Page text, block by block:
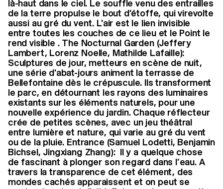
là-haut dans le ciel. Le souffle venu des entrailles
de la terre propulse le bout d'étoffe, qui virevolte
aussi au gré du vent. L'air est le lien invisible
entre toutes les couches de ce lieu et le Point le
rend visible . The Nocturnal Garden (Jeffery
Lambert, Lorenz Noelle, Mathilde Lafaille):
Sculptures de jour, metteurs en scène de nuit,
une série d'abat-jours animent la terrasse de
Bellefontaine dès le crépuscule. Ils transforment
le parc, en détournant les rayons des luminaires
existants sur les éléments naturels, pour une
nouvelle expérience du jardin. Chaque réflecteur
crée de petites scènes, avec un jeu théâtral
entre lumière et nature, qui varie au gré du vent
ou de la pluie. Entrance (Samuel Lodetti, Benjamin
Bichsel, Jingxiang Zhang): Il y a quelque chose
de fascinant à plonger son regard dans l’eau. A
travers la transparence de cet élément, des
mondes cachés apparaissent et on peut se